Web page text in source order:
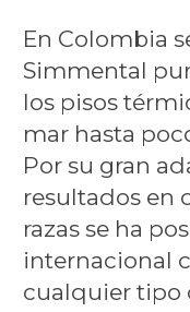
En Colombia
Simmental
los pisos
mar hasta
Por su gran
resultados en
razas se ha
internacional
cualquier tipo